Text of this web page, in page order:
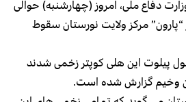
دفاع ملی، امروز (چهارشنبه) حوالی
مرکز ولایت نورستان سقوط
۹ تن به شمول پیلوت این هلی کوپتر زخمی شدند
وخیم گزارش شده است.